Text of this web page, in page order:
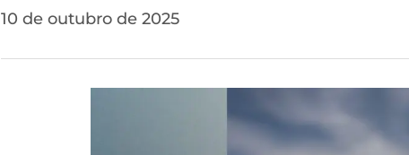
10 de outubro de 2025